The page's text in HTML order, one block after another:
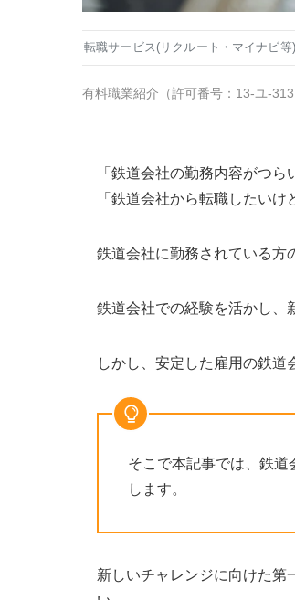
転職サービス(リクルート・マイナビ等
有料職業紹介 （許可番号：13-ユ-
「鉄道会社の勤務内容がつら
「鉄道会社から転職したいけ
鉄道会社に勤務されている方
鉄道会社での経験を活かし、
しかし、安定した雇用の鉄道
そこで本記事では、鉄
します。
新しいチャレンジに向けた第